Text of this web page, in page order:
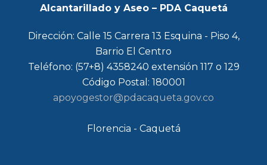
Alcantarillado y Aseo – PDA Caquetá
Dirección: Calle 15 Carrera 13 Esquina - Piso 4,
Barrio El Centro
Teléfono: (57+8) 4358240 extensión 117 o 129
Código Postal: 180001
apoyogestor@pdacaqueta.gov.co
Florencia - Caquetá